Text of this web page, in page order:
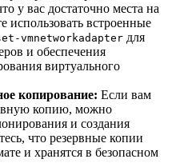
у вас достаточно места на
использовать встроенные
vmnetworkadapter для
и обеспечения
виртуального
копирование: Если вам
копию, можно
и создания
что резервные копии
и хранятся в безопасном